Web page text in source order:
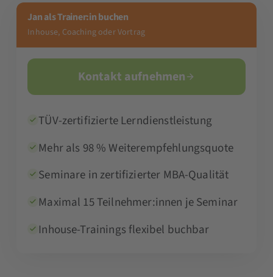
Jan als Trainer:in buchen
Inhouse, Coaching oder Vortrag
Kontakt aufnehmen
TÜV-zertifizierte Lerndienstleistung
Mehr als 98 % Weiterempfehlungsquote
Seminare in zertifizierter MBA-Qualität
Maximal 15 Teilnehmer:innen je Seminar
Inhouse-Trainings flexibel buchbar